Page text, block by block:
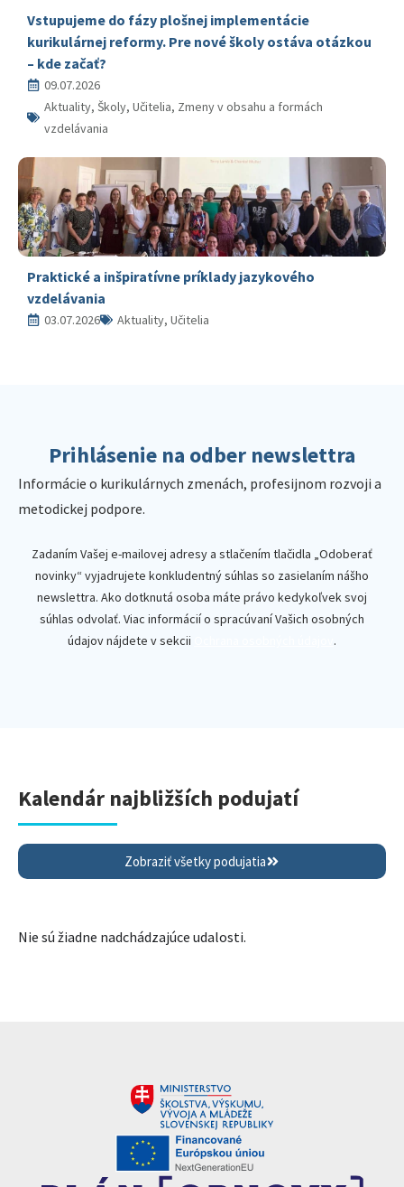
Vstupujeme do fázy plošnej implementácie
kurikulárnej reformy. Pre nové školy ostáva otázkou
– kde začať?
09.07.2026
Aktuality, Školy, Učitelia, Zmeny v obsahu a formách
vzdelávania
Praktické a inšpiratívne príklady jazykového
vzdelávania
03.07.2026 Aktuality, Učitelia
Prihlásenie na odber newslettra
Informácie o kurikulárnych zmenách, profesijnom rozvoji a
metodickej podpore.
Zadaním Vašej e-mailovej adresy a stlačením tlačidla „Odoberať
novinky“ vyjadrujete konkludentný súhlas so zasielaním nášho
newslettra. Ako dotknutá osoba máte právo kedykoľvek svoj
súhlas odvolať. Viac informácií o spracúvaní Vašich osobných
údajov nájdete v sekcii
.
Kalendár najbližších podujatí
Zobraziť všetky podujatia
Nie sú žiadne nadchádzajúce udalosti.